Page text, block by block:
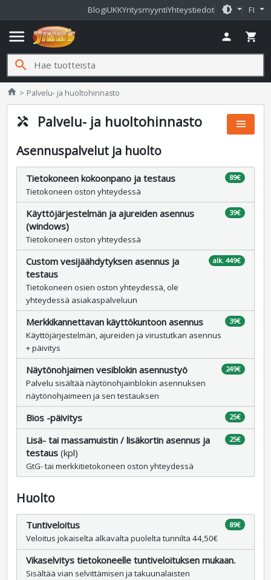
BlogiUKKYritysmyyntiYhteystiedot brightness_medium FI
menu person shopping_cart
search
home Jimms.fi
Palvelu- ja huoltohinnasto
handyman Palvelu- ja huoltohinnasto menu
Asennuspalvelut ja huolto
Tietokoneen kokoonpano ja testaus
Tietokoneen oston yhteydessä
89€
Käyttöjärjestelmän ja ajureiden asennus
(windows)
Tietokoneen oston yhteydessä
39€
Custom vesijäähdytyksen asennus ja
testaus
Tietokoneen osien oston yhteydessä, ole
yhteydessä asiakaspalveluun
alk. 449€
Merkkikannettavan käyttökuntoon asennus
Käyttöjärjestelmän, ajureiden ja virustutkan asennus
+ päivitys
39€
Näytönohjaimen vesiblokin asennustyö
Palvelu sisältää näytönohjainblokin asennuksen
näytönohjaimeen ja sen testauksen
249€
Bios -päivitys 25€
Lisä- tai massamuistin / lisäkortin asennus ja
testaus (kpl)
GtG- tai merkkitietokoneen oston yhteydessä
25€
Huolto
Tuntiveloitus
Veloitus jokaiselta alkavalta puolelta tunnilta 44,50€
89€
Vikaselvitys tietokoneelle tuntiveloituksen mukaan.
Sisältää vian selvittämisen ja takuunalaisten